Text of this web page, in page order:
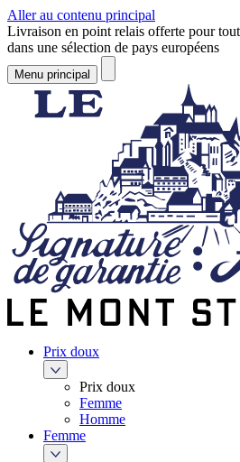
Aller au contenu principal
Livraison en point relais offerte pour
dans une sélection de pays européens
Menu principal
Prix doux
Prix doux
Femme
Homme
Femme